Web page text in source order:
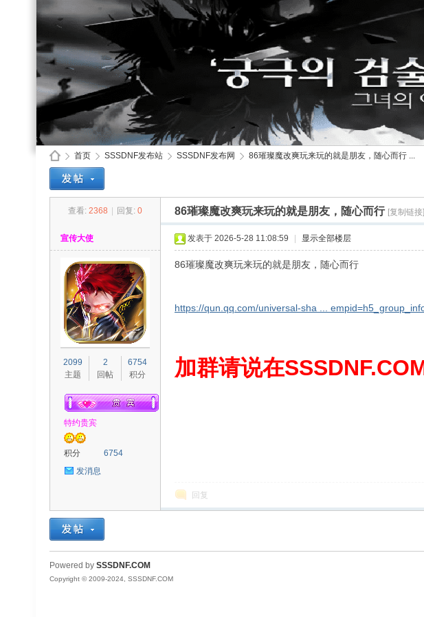
首页
›
SSSDNF发布站 SSSDNF发布网
›
86璀璨魔改爽玩来玩的就是朋友，随心而行 ...
查看: 2368 回复: 0 86璀璨魔改爽玩来玩的就是朋友，随心而行 [复制链接]
宣传大使
2099
主题
2
回帖
6754
积分
特约贵宾
积分
6754
发消息
发表于 2026-5-28 11:08:59 显示全部楼层
86璀璨魔改爽玩来玩的就是朋友，随心而行
https://qun.qq.com/universal-sha ...
加群请说在
回复
Powered by SSSDNF.COM
Copyright © 2009-2024, SSSDNF.COM